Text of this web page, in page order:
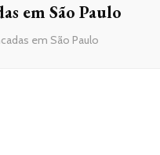
em São Paulo
em São Paulo